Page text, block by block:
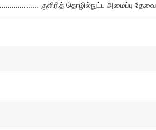
குளிரித் தொழில்நுட்ப அமைப்பு தேவை